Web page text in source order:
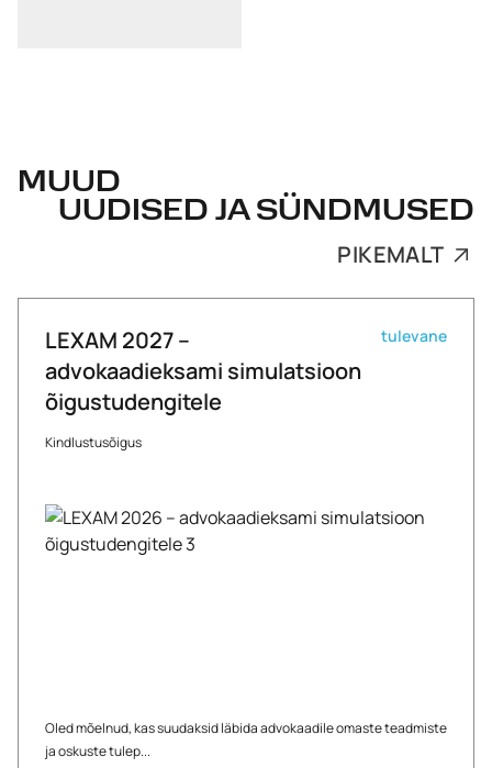
MUUD
UUDISED JA SÜNDMUSED
PIKEMALT
LEXAM 2027 –
advokaadieksami simulatsioon
õigustudengitele
Kindlustusõigus
tulevane
Oled mõelnud, kas suudaksid läbida advokaadile omaste teadmiste
ja oskuste tulep...